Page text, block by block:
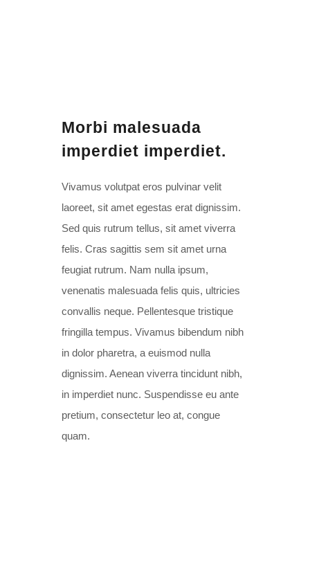
Morbi malesuada
imperdiet imperdiet.
Vivamus volutpat eros pulvinar velit
laoreet, sit amet egestas erat dignissim.
Sed quis rutrum tellus, sit amet viverra
felis. Cras sagittis sem sit amet urna
feugiat rutrum. Nam nulla ipsum,
venenatis malesuada felis quis, ultricies
convallis neque. Pellentesque tristique
fringilla tempus. Vivamus bibendum nibh
in dolor pharetra, a euismod nulla
dignissim. Aenean viverra tincidunt nibh,
in imperdiet nunc. Suspendisse eu ante
pretium, consectetur leo at, congue
quam.